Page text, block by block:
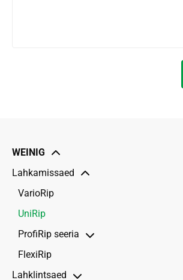
WEINIG
Lahkamissaed
VarioRip
UniRip
ProfiRip seeria
ProfiRip 340
ProfiRip KRD 310
FlexiRip
Lahklintsaed